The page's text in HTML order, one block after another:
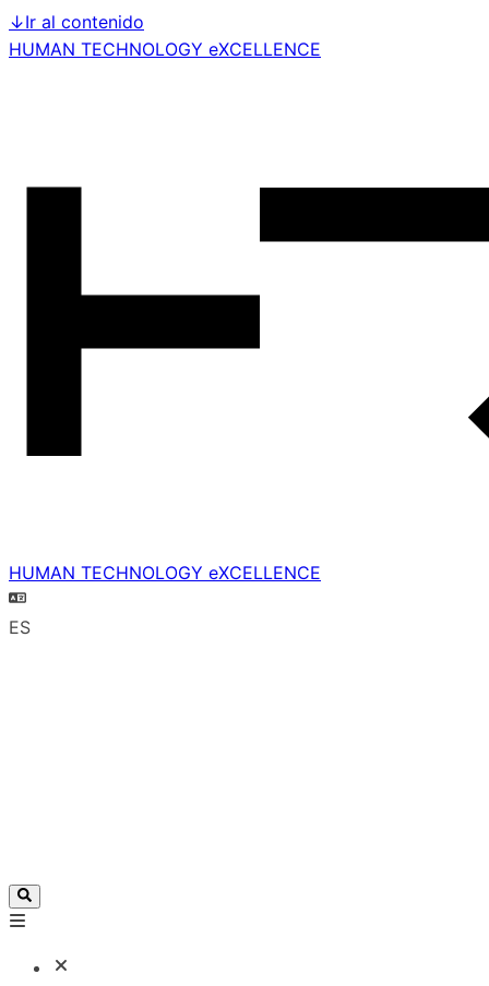
↓Ir al contenido
HUMAN TECHNOLOGY eXCELLENCE
HUMAN TECHNOLOGY eXCELLENCE
ES